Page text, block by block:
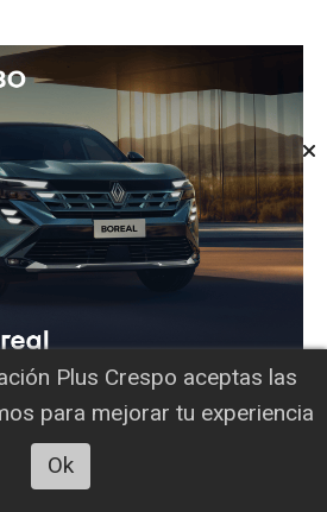
Plus Crespo aceptas las
para mejorar tu experiencia
Ok